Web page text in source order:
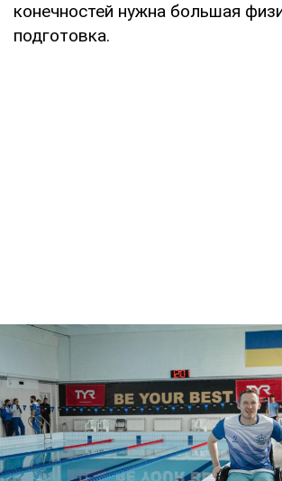
конечностей нужна большая
подготовка.